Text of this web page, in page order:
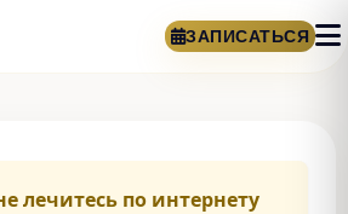
ЗАПИСАТЬСЯ
лечитесь по интернету